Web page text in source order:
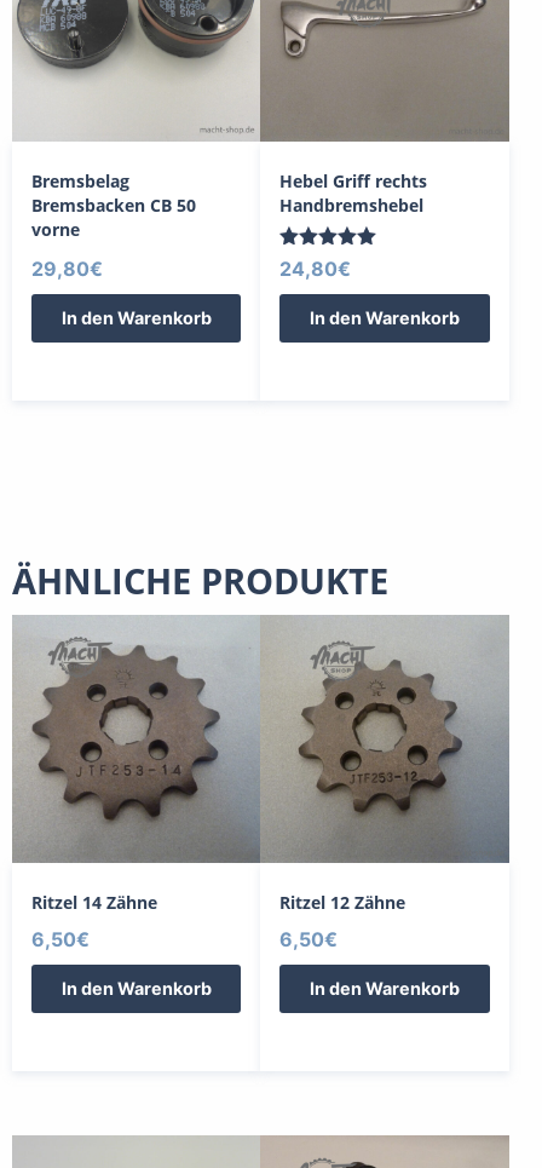
Bremsbelag
Bremsbacken CB 50
vorne
29,80€
In den Warenkorb
Hebel Griff rechts
Handbremshebel
Bewertet
mit
5.00
von 5
24,80€
In den Warenkorb
ÄHNLICHE PRODUKTE
Ritzel 14 Zähne
6,50€
In den Warenkorb
Ritzel 12 Zähne
6,50€
In den Warenkorb